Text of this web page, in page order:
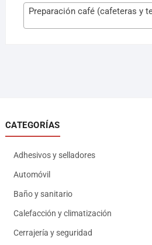
Preparación café (cafeteras y
CATEGORÍAS
Adhesivos y selladores
Automóvil
Baño y sanitario
Calefacción y climatización
Cerrajería y seguridad